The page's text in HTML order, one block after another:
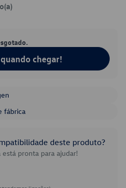
chegar!
fábrica
deste produto?
está pronta para ajudar!